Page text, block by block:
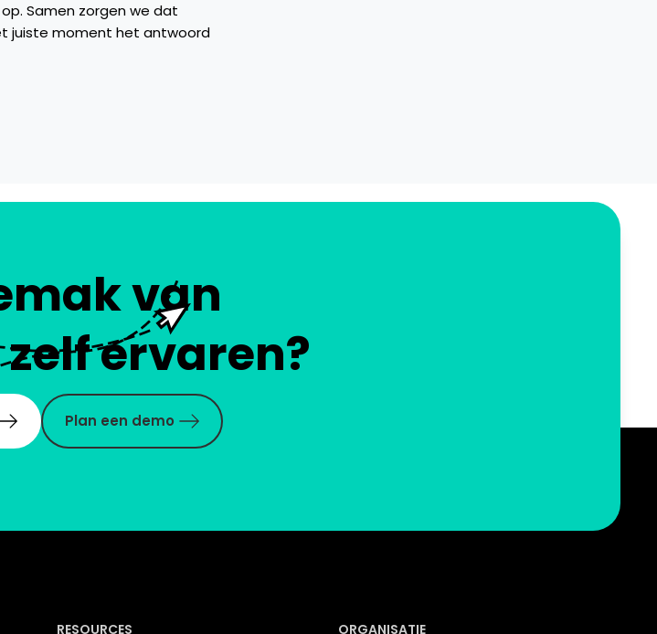
Samen zorgen we dat
juiste moment het antwoord
van
ervaren?
Plan een demo
RESOURCES ORGANISATIE